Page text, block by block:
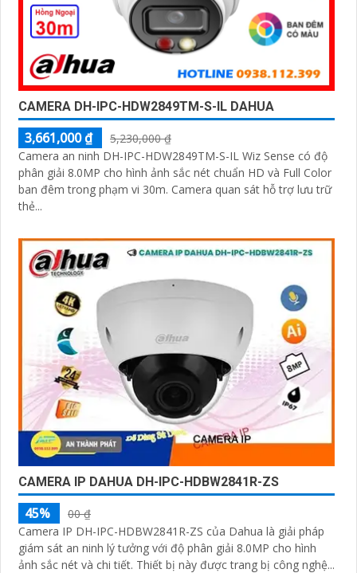
CAMERA DH-IPC-HDW2849TM-S-IL DAHUA
3,661,000 ₫
5,230,000 ₫
Camera an ninh DH-IPC-HDW2849TM-S-IL Wiz Sense có độ
phân giải 8.0MP cho hình ảnh sắc nét chuẩn HD và Full Color
ban đêm trong phạm vi 30m. Camera quan sát hỗ trợ lưu trữ
thẻ...
CAMERA IP DAHUA DH-IPC-HDBW2841R-ZS
45%
00 ₫
Camera IP DH-IPC-HDBW2841R-ZS của Dahua là giải pháp
giám sát an ninh lý tưởng với độ phân giải 8.0MP cho hình
ảnh sắc nét và chi tiết. Thiết bị này được trang bị công nghệ...